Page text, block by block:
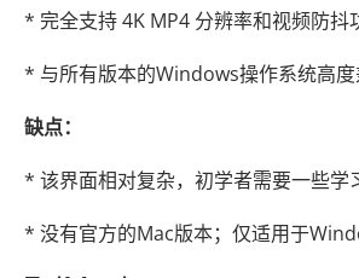
* 完全支持 4K MP4 分辨率和视频防抖
* 与所有版本的Windows操作系统高度
缺点：
* 该界面相对复杂，初学者需要一些学
* 没有官方的Mac版本；仅适用于